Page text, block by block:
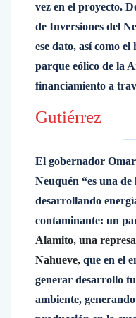
vez en el proyecto.
de Inversiones del
ese dato, así como
parque eólico de la
financiamiento a
Gutiérrez
El gobernador
Neuquén “es una de
desarrollando
contaminante: un
Alamito, una
Nahueve, que en el
generar desarrollo
ambiente,